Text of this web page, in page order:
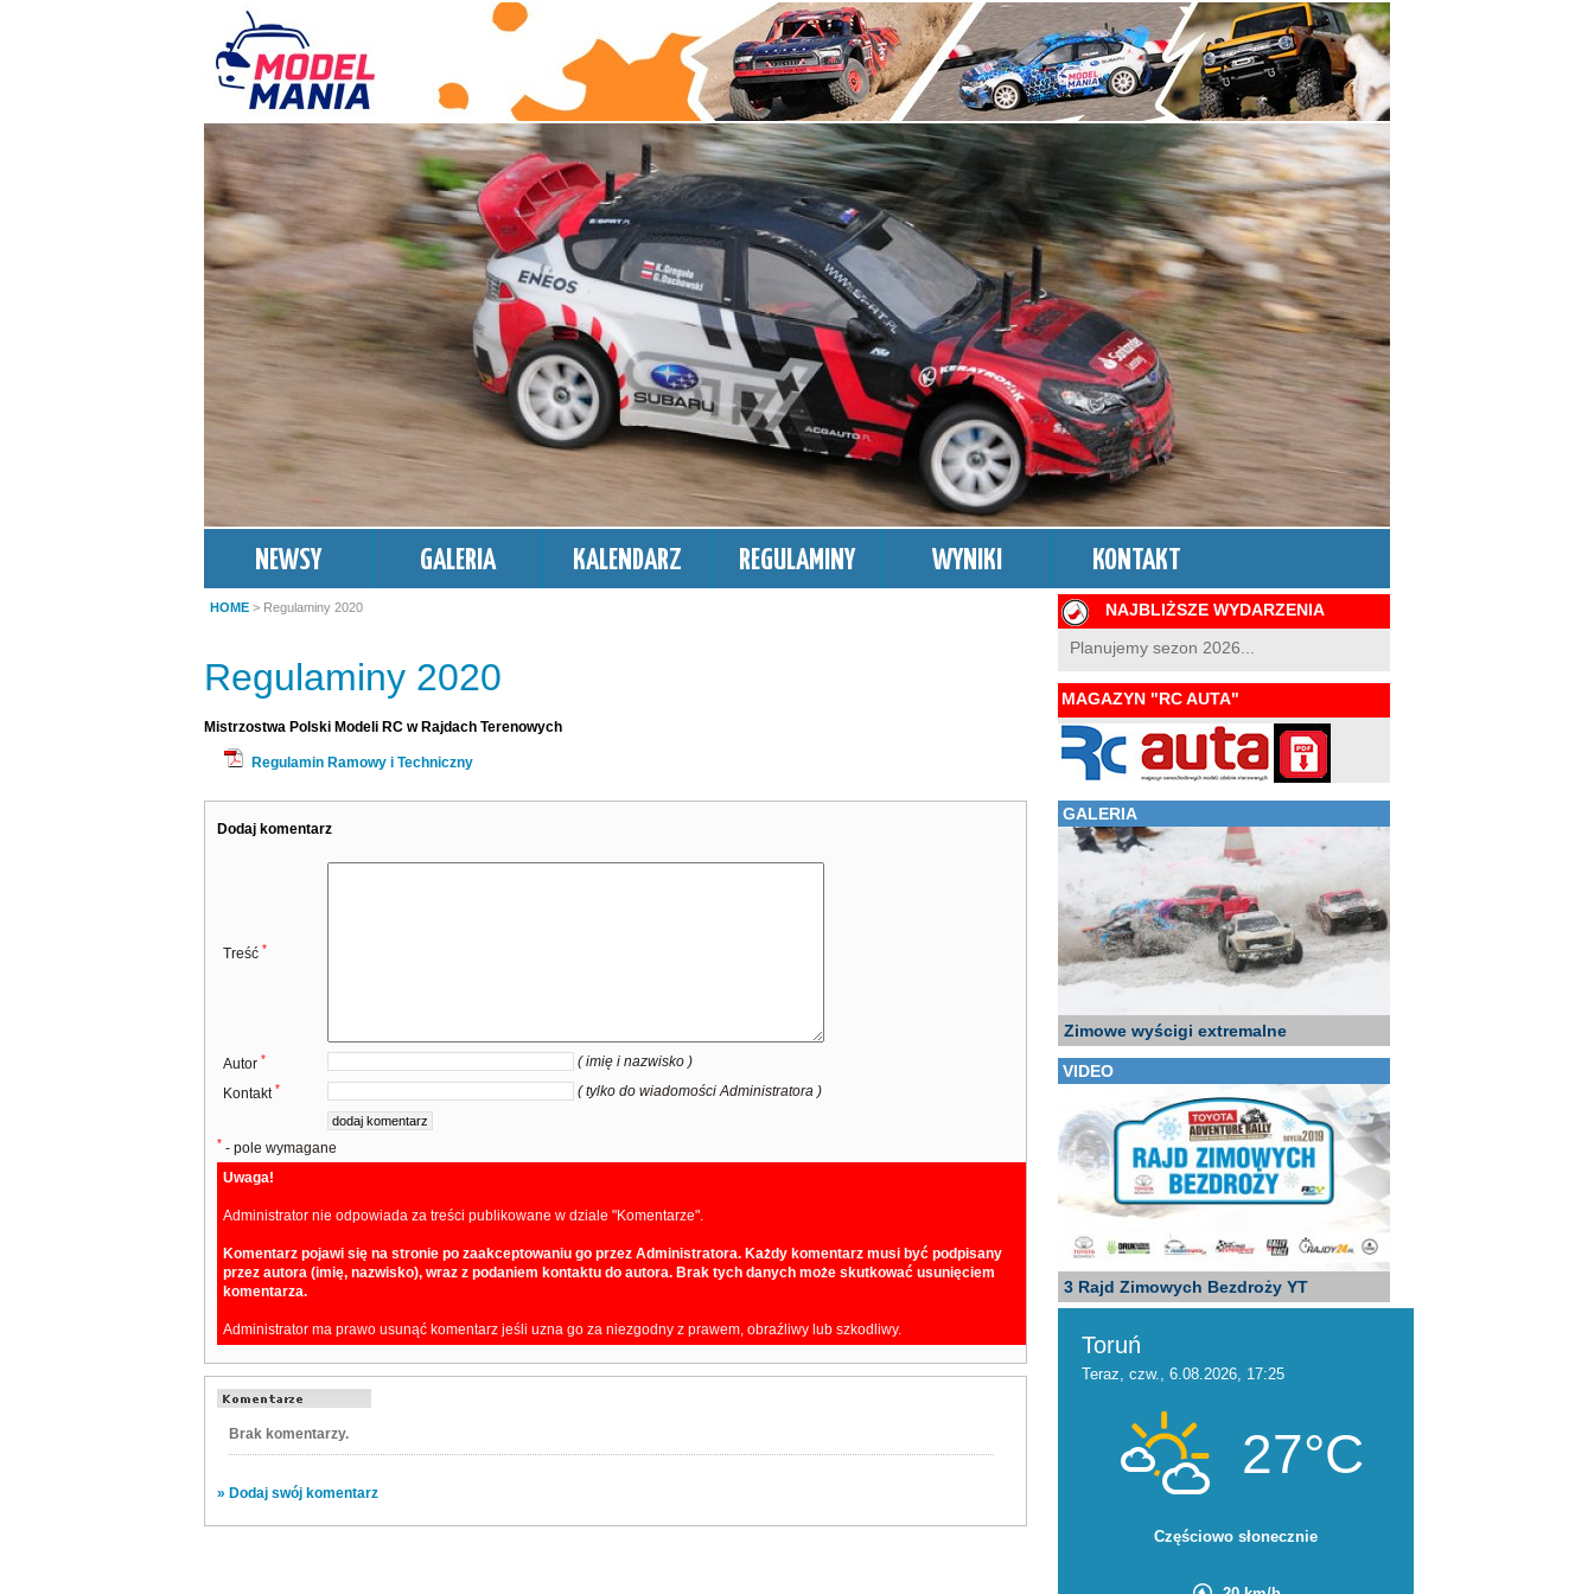
NEWSY GALERIA KALENDARZ REGULAMINY WYNIKI KONTAKT
HOME > Regulaminy 2020
Regulaminy 2020
Mistrzostwa Polski Modeli RC w Rajdach Terenowych
Regulamin Ramowy i Techniczny
Dodaj komentarz
Treść *
Autor *
( imię i nazwisko )
Kontakt* ( tylko do wiadomości Administratora )
* - pole wymagane
Uwaga!
Administrator nie odpowiada za treści publikowane w dziale "Komentarze".
Komentarz pojawi się na stronie po zaakceptowaniu go przez Administratora. Każdy komentarz musi być podpisany
przez autora (imię, nazwisko), wraz z podaniem kontaktu do autora. Brak tych danych może skutkować usunięciem
komentarza.
Administrator ma prawo usunąć komentarz jeśli uzna go za niezgodny z prawem, obraźliwy lub szkodliwy.
Brak komentarzy.
» Dodaj swój komentarz
NAJBLIŻSZE WYDARZENIA
Planujemy sezon 2026...
MAGAZYN "RC AUTA"
GALERIA
Zimowe wyścigi extremalne
VIDEO
3 Rajd Zimowych Bezdroży YT